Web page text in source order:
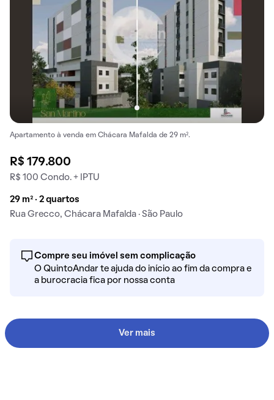
Apartamento à venda em Chácara Mafalda de 29 m².
R$ 179.800
R$ 100 Condo. + IPTU
29 m² · 2 quartos
Rua Grecco, Chácara Mafalda · São Paulo
Compre seu imóvel sem complicação
O QuintoAndar te ajuda do início ao fim da compra e
a burocracia fica por nossa conta
Ver mais